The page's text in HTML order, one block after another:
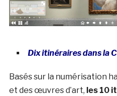
Dix itinéraires dans la
Basés sur la numérisation
et des œuvres d’art, les 10